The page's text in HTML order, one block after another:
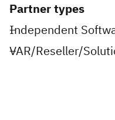
Partner types
Independent
VAR/Reseller/